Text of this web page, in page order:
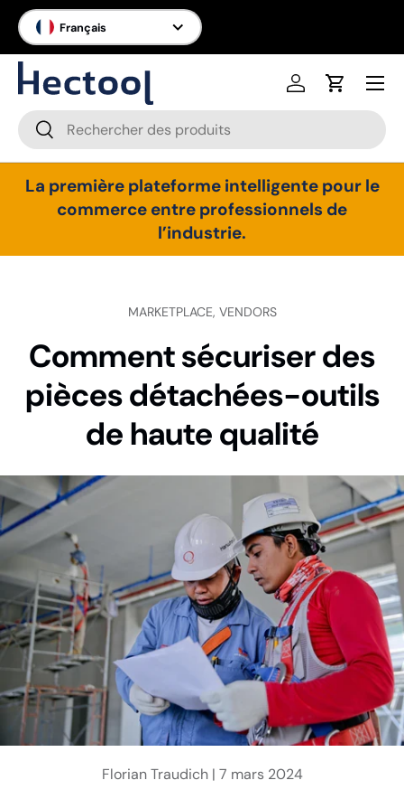
Aller au contenu
Langue
Français
Recherche
Rechercher
Se connecter
Panier
Menu
La première plateforme intelligente pour le
commerce entre professionnels de
l’industrie.
MARKETPLACE, VENDORS
Comment sécuriser des
pièces détachées-outils
de haute qualité
Florian Traudich | 7 mars 2024